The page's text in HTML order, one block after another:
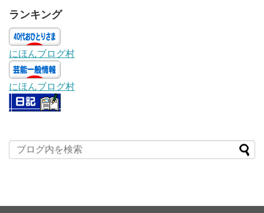
ランキング
にほんブログ村
にほんブログ村